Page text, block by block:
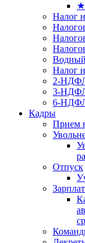
★
Налог
Налог
2-
3-
6-
Кадры
Прием
Отпуск